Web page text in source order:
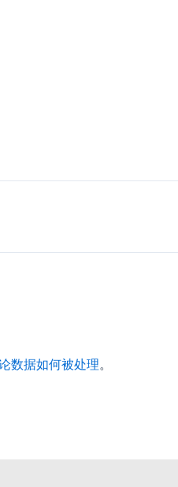
数据如何被处理。